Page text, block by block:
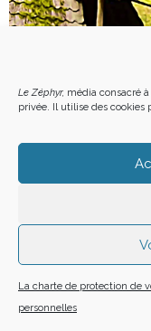
Le Zéphyr, média consacré
privée. Il utilise des cookies
La charte de protection de
personnelles
REFERME JAMAIS »
1 JUILLET